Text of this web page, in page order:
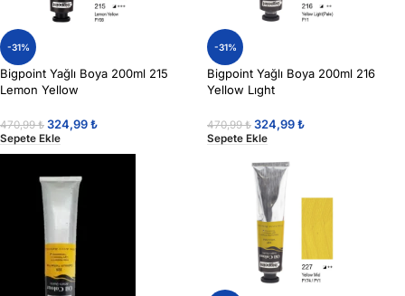
-31%
Bigpoint Yağlı Boya 200ml 215
Lemon Yellow
470,99₺ 324,99₺
Sepete Ekle
-31%
Bigpoint Yağlı Boya 200ml 216
Yellow Lıght
470,99₺ 324,99₺
Sepete Ekle